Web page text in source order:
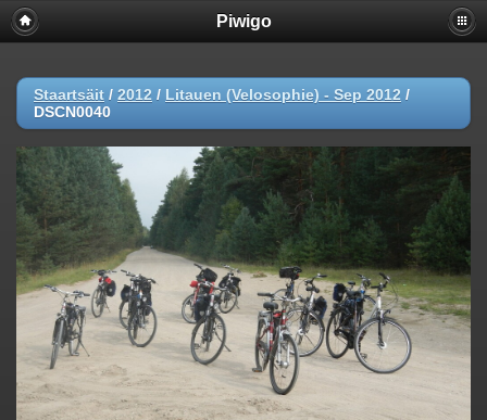
Piwigo
Staartsäit / 2012 / Litauen (Velosophie) - Sep 2012 /
DSCN0040